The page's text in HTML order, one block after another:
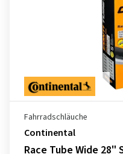
Fahrradschläuche
Continental
Race Tube Wide 28"